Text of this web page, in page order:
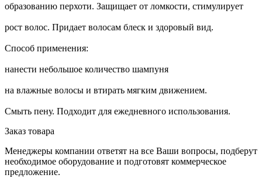
образованию перхоти. Защищает от ломкости, стимулирует
рост волос. Придает волосам блеск и здоровый вид.
Способ применения:
нанести небольшое количество шампуня
на влажные волосы и втирать мягким движением.
Смыть пену. Подходит для ежедневного использования.
Заказ товара
Менеджеры компании ответят на все Ваши вопросы, подберут
необходимое оборудование и подготовят коммерческое
предложение.